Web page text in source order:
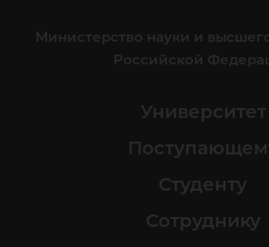
Министерство науки и
Российской
Университет
Студенту
Сотруднику